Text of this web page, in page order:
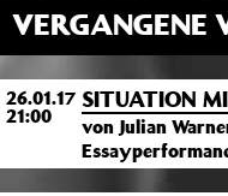
VERGANGENE
26.01.17
21:00
SITUATION
von Julian